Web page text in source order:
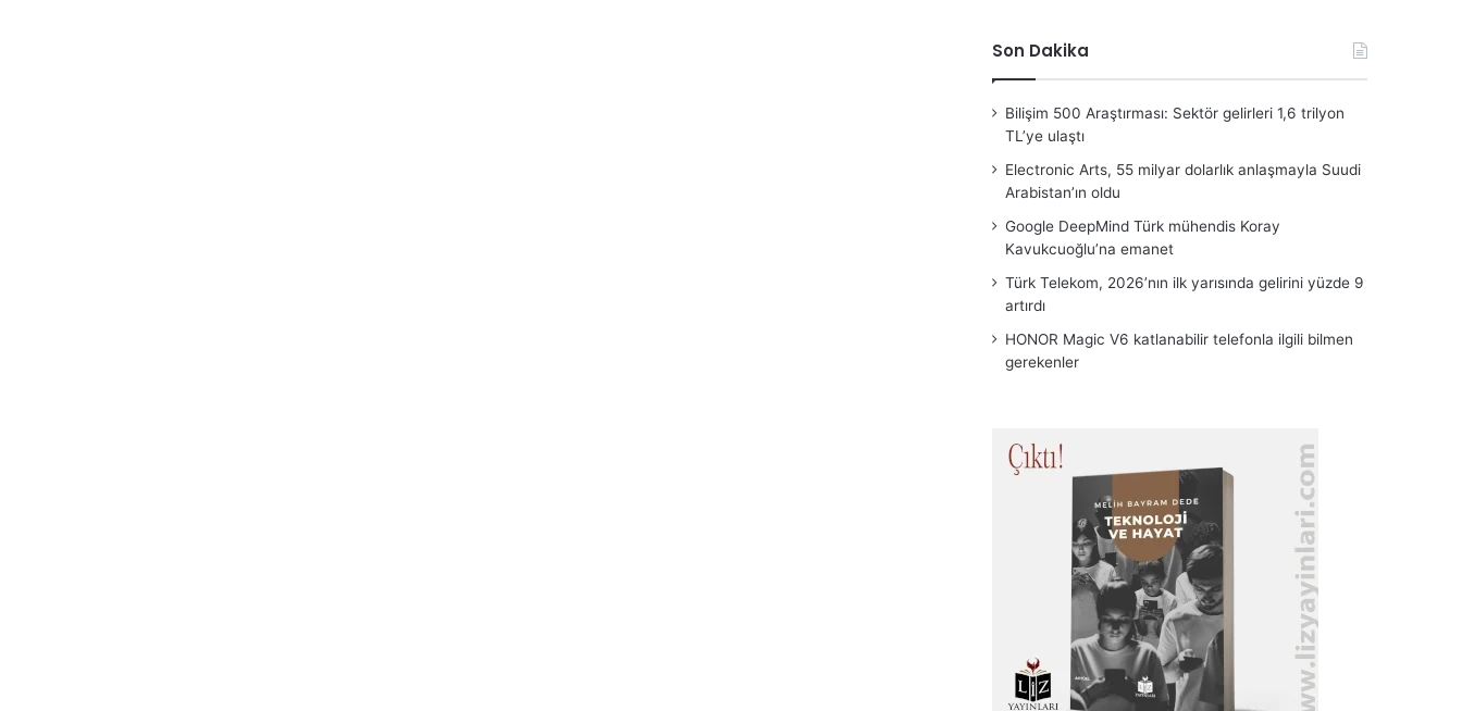
Son Dakika
Bilişim 500 Araştırması: Sektör gelirleri 1,6 trilyon
TL’ye ulaştı
Electronic Arts, 55 milyar dolarlık anlaşmayla Suudi
Arabistan’ın oldu
Google DeepMind Türk mühendis Koray
Kavukcuoğlu’na emanet
Türk Telekom, 2026’nın ilk yarısında gelirini yüzde 9
artırdı
HONOR Magic V6 katlanabilir telefonla ilgili bilmen
gerekenler